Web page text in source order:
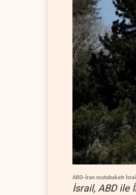
ABD-İran mutabakatı
İsrail, ABD ile